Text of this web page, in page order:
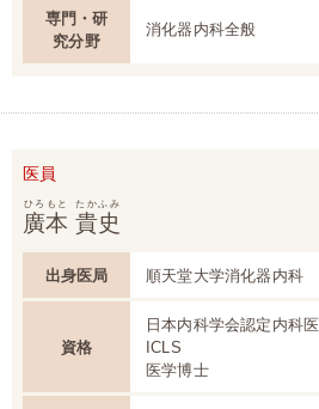
専門・研
究分野
消化器内科全般
医員
廣本
ひろもと
貴史
たかふみ
出身医局 順天堂大学消化器内科
資格
日本内科学会認定内科医
ICLS
医学博士